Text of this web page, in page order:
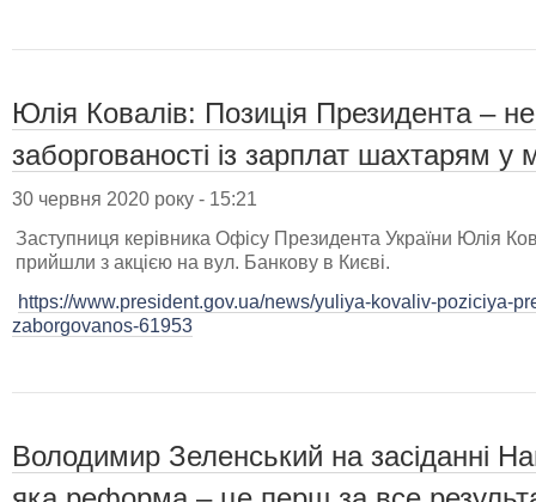
Юлія Ковалів: Позиція Президента –
заборгованості із зарплат шахтарям у
30 червня 2020 року - 15:21
Заступниця керівника Офісу Президента України Юлія
прийшли з акцією на вул. Банкову в Києві.
https://www.president.gov.ua/news/yuliya-kovaliv-poziciya-
zaborgovanos-61953
Володимир Зеленський на засіданні